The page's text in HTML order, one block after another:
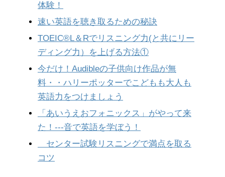
体験！
速い英語を聴き取るための秘訣
TOEIC®︎L＆Rでリスニング力(と共にリー
ディング力）を上げる方法①
今だけ！Audibleの子供向け作品が無
料・・ハリーポッターでこどもも大人も
英語力をつけましょう
「あいうえおフォニックス」がやって来
た！---音で英語を学ぼう！
センター試験リスニングで満点を取る
コツ